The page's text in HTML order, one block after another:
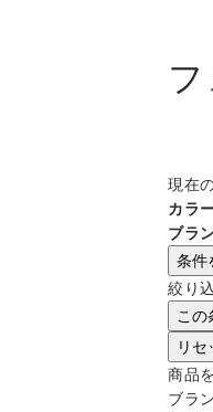
現在
カラ
ブラ
条件
絞り
この
リセ
商品
ブラ